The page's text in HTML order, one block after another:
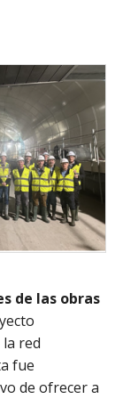
de las obras
red
fue
de ofrecer a